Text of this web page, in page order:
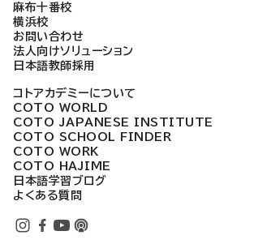
麻布十番校
横浜校
お問い合わせ
法人向けソリューション
日本語教師採用
コトアカデミーについて
COTO WORLD
COTO JAPANESE INSTITUTE
COTO SCHOOL FINDER
COTO WORK
COTO HAJIME
日本語学習ブログ
よくある質問